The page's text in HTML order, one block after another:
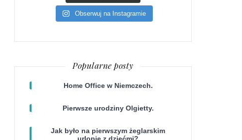
Obserwuj na Instagramie
Popularne posty
Home Office w Niemczech.
Pierwsze urodziny Olgietty.
Jak było na pierwszym żeglarskim